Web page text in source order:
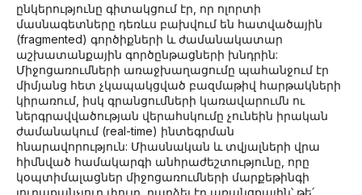
ընկերությունը գիտակցում էր, որ ոլորտի
մասնագետները դեռևս բախվում են հատվածային
(fragmented) գործիքների և ժամանակատար
աշխատանքային գործընթացների խնդրին:
Միջոցառումների առաջխաղացումը պահանջում էր
միմյանց հետ չկապակցված բազմաթիվ հարթակների
կիրառում, իսկ գրանցումների կառավարումն ու
ներգրավվածության վերահսկումը չունեին իրական
ժամանակում (real-time) ինտեգրման
հնարավորություն: Միասնական և տվյալների վրա
հիմնված համակարգի անհրաժեշտությունը, որը
կօպտիմալացներ միջոցառումների մարքեթինգի